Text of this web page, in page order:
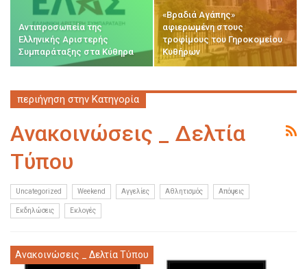
Αντιπροσωπεία της
Ελληνικής Αριστερής
Συμπαράταξης στα Κύθηρα
«Βραδιά Αγάπης»
αφιερωμένη στους
τροφίμους του Γηροκομείου
Κυθήρων
περιήγηση στην Κατηγορία
Ανακοινώσεις _ Δελτία
Τύπου
Uncategorized Weekend Αγγελίες Αθλητισμός Απόψεις
Εκδηλώσεις Εκλογές
Ανακοινώσεις _ Δελτία Τύπου